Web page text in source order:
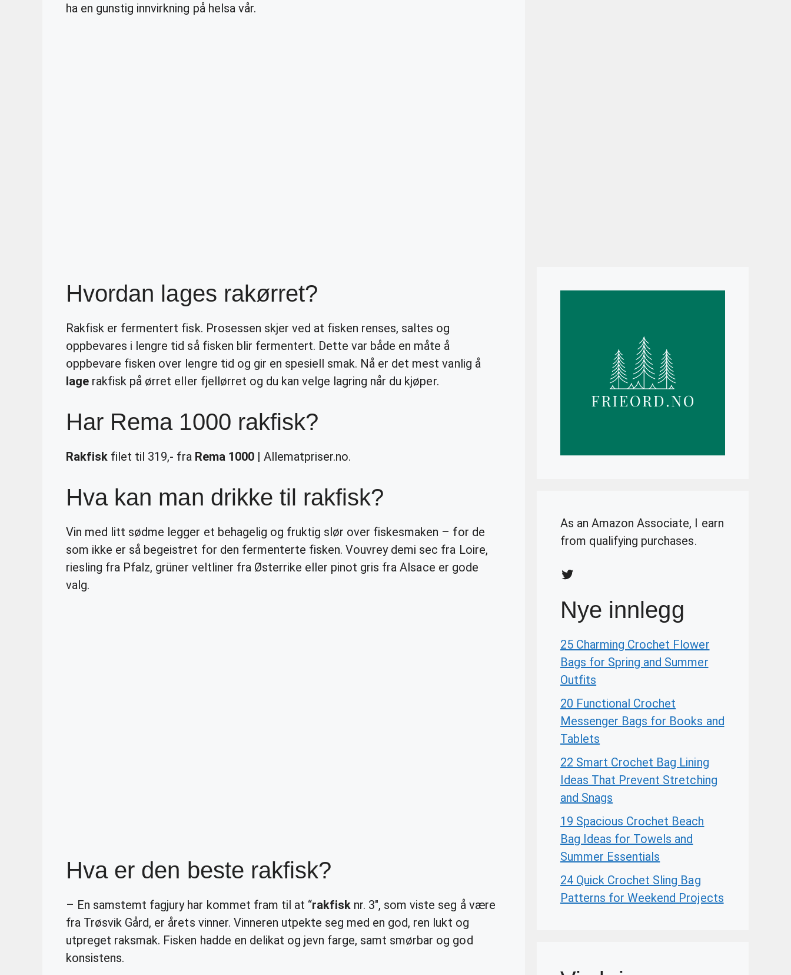
ha en gunstig innvirkning på helsa vår.
Hvordan lages rakørret?
Rakfisk er fermentert fisk. Prosessen skjer ved at fisken renses, saltes og
oppbevares i lengre tid så fisken blir fermentert. Dette var både en måte å
oppbevare fisken over lengre tid og gir en spesiell smak. Nå er det mest vanlig å
lage rakfisk på ørret eller fjellørret og du kan velge lagring når du kjøper.
Har Rema 1000 rakfisk?
Rakfisk filet til 319,- fra Rema 1000| Allematpriser.no.
Hva kan man drikke til rakfisk?
Vin med litt sødme legger et behagelig og fruktig slør over fiskesmaken – for de
som ikke er så begeistret for den fermenterte fisken. Vouvrey demi sec fra Loire,
riesling fra Pfalz, grüner veltliner fra Østerrike eller pinot gris fra Alsace er gode
valg.
Hva er den beste rakfisk?
– En samstemt fagjury har kommet fram til at “rakfisk nr. 3″, som viste seg å være
fra Trøsvik Gård, er årets vinner. Vinneren utpekte seg med en god, ren lukt og
utpreget raksmak. Fisken hadde en delikat og jevn farge, samt smørbar og god
konsistens.
As an Amazon Associate, I earn
from qualifying purchases.
Twitter
Nye innlegg
25 Charming Crochet Flower
Bags for Spring and Summer
Outfits
20 Functional Crochet
Messenger Bags for Books and
Tablets
22 Smart Crochet Bag Lining
Ideas That Prevent Stretching
and Snags
19 Spacious Crochet Beach
Bag Ideas for Towels and
Summer Essentials
24 Quick Crochet Sling Bag
Patterns for Weekend Projects